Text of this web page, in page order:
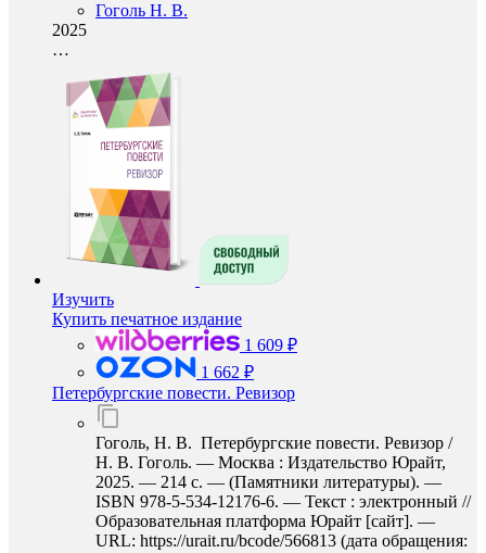
Гоголь Н. В.
2025
…
Изучить
Купить печатное издание
1 609 ₽
1 662 ₽
Петербургские повести. Ревизор
Гоголь, Н. В. Петербургские повести. Ревизор /
Н. В. Гоголь. — Москва : Издательство Юрайт,
2025. — 214 с. — (Памятники литературы). —
ISBN 978-5-534-12176-6. — Текст : электронный //
Образовательная платформа Юрайт [сайт]. —
URL: https://urait.ru/bcode/566813 (дата обращения: